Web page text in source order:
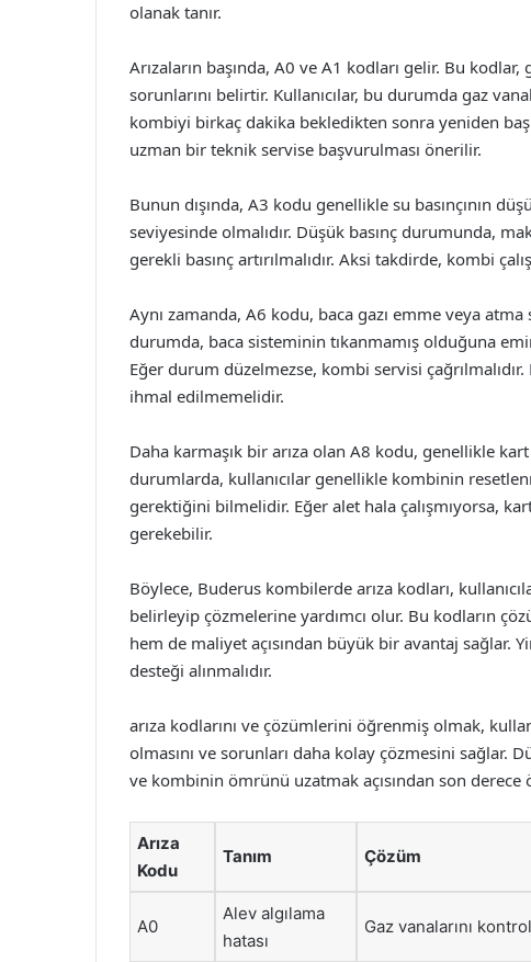
olanak tanır.
Arızaların başında, A0 ve A1 kodları gelir. Bu
sorunlarını belirtir. Kullanıcılar, bu durumda gaz
kombiyi birkaç dakika bekledikten sonra yeniden
uzman bir teknik servise başvurulması önerilir.
Bunun dışında, A3 kodu genellikle su basınçının
seviyesinde olmalıdır. Düşük basınç durumunda,
gerekli basınç artırılmalıdır. Aksi takdirde, kombi
Aynı zamanda, A6 kodu, baca gazı emme veya
durumda, baca sisteminin tıkanmamış olduğuna
Eğer durum düzelmezse, kombi servisi
ihmal edilmemelidir.
Daha karmaşık bir arıza olan A8 kodu, genellikle
durumlarda, kullanıcılar genellikle kombinin
gerektiğini bilmelidir. Eğer alet hala çalışmıyorsa,
gerekebilir.
Böylece, Buderus kombilerde arıza kodları,
belirleyip çözmelerine yardımcı olur. Bu kodların
hem de maliyet açısından büyük bir avantaj sağlar.
desteği alınmalıdır.
arıza kodlarını ve çözümlerini öğrenmiş olmak,
olmasını ve sorunları daha kolay çözmesini sağlar.
ve kombinin ömrünü uzatmak açısından son derece
Arıza
Kodu
Tanım Çözüm
A0
Alev algılama
hatası
Gaz vanalarını